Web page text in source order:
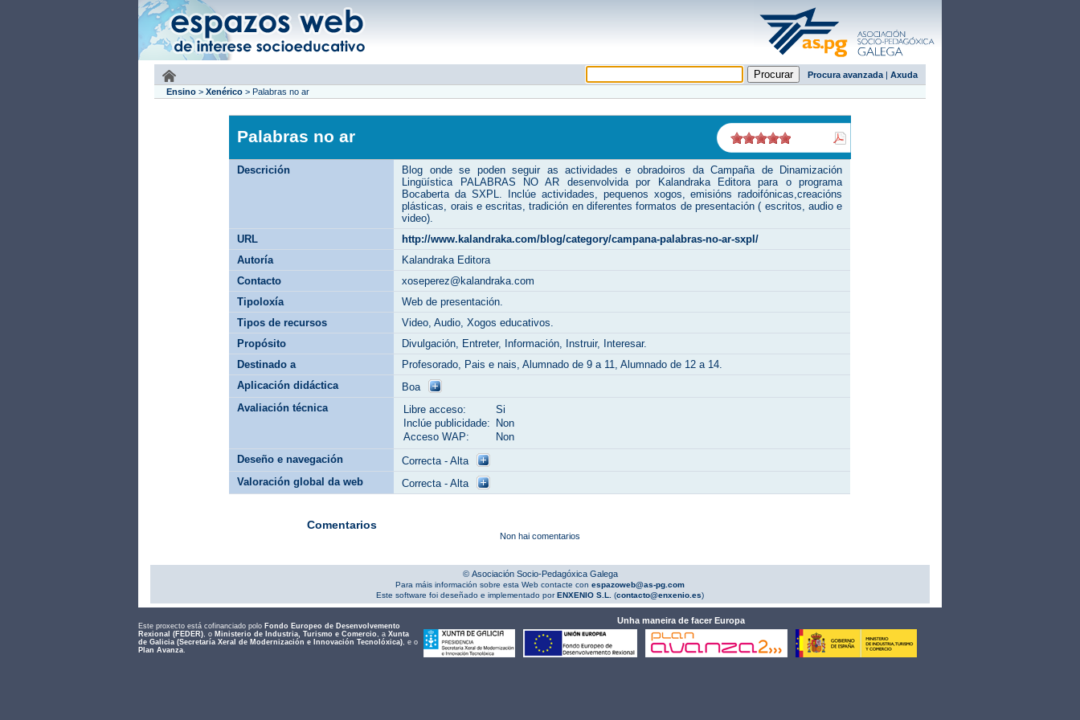
Procura avanzada | Axuda
Ensino > Xenérico > Palabras no ar
Palabras no ar
Descrición
Blog onde se poden seguir as actividades e obradoiros da Campaña de Dinamización
Lingüística PALABRAS NO AR desenvolvida por Kalandraka Editora para o programa
Bocaberta da SXPL. Inclúe actividades, pequenos xogos, emisións radoifónicas,creacións
plásticas, orais e escritas, tradición en diferentes formatos de presentación ( escritos, audio e
video).
URL
http://www.kalandraka.com/blog/category/campana-palabras-no-ar-sxpl/
Autoría
Kalandraka Editora
Contacto
xoseperez@kalandraka.com
Tipoloxía
Web de presentación.
Tipos de recursos
Video, Audio, Xogos educativos.
Propósito
Divulgación, Entreter, Información, Instruir, Interesar.
Destinado a
Profesorado, Pais e nais, Alumnado de 9 a 11, Alumnado de 12 a 14.
Aplicación didáctica
Boa
Avaliación técnica
Libre acceso:
Si
Inclúe publicidade: Non
Acceso WAP:
Non
Deseño e navegación
Correcta - Alta
Valoración global da web
Correcta - Alta
Comentarios
Non hai comentarios
© Asociación Socio-Pedagóxica Galega
Para máis información sobre esta Web contacte con espazoweb@as-pg.com
Este software foi deseñado e implementado porENXENIO S.L. (contacto@enxenio.es)
Este proxecto está cofinanciado polo Fondo Europeo de Desenvolvemento
Rexional (FEDER) , o Ministerio de Industria, Turismo e Comercio , a Xunta
de Galicia (Secretaría Xeral de Modernización e Innovación Tecnolóxica) , e o
Plan Avanza
Unha maneira de facer Europa